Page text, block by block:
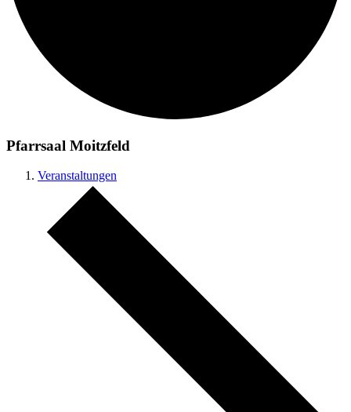
Pfarrsaal Moitzfeld
Veranstaltungen